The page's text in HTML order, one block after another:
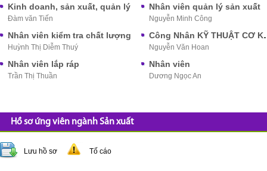
Kinh doanh, sản xuất, quản lý
Đàm văn Tiến
Nhân viên quản lý sản xuất
Nguyễn Minh Công
Nhân viên kiểm tra chất lượng
Huỳnh Thị Diễm Thuý
Công
Nguyễn Văn Hoan
Nhân viên lắp ráp
Trần Thị Thuần
Nhân viên
Dương Ngọc An
Hồ sơ ứng viên ngành Sản xuất
Lưu hồ sơ Tố cáo